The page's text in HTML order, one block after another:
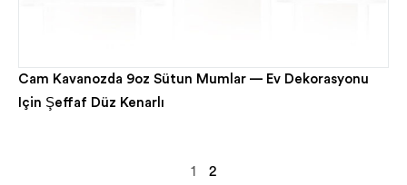
Cam Kavanozda 9oz Sütun Mumlar — Ev Dekorasyonu
Için Şeffaf Düz Kenarlı
1 2